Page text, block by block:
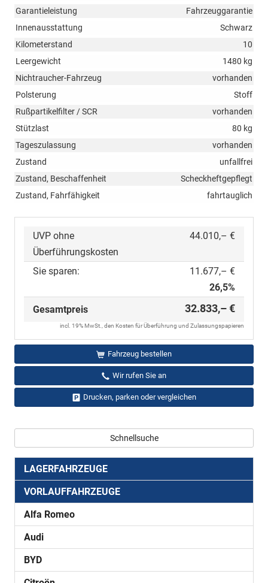
Garantieleistung
Fahrzeuggarantie
Innenausstattung
Schwarz
Kilometerstand
10
Leergewicht
1480 kg
Nichtraucher-Fahrzeug
vorhanden
Polsterung
Stoff
Rußpartikelfilter / SCR
vorhanden
Stützlast
80 kg
Tageszulassung
vorhanden
Zustand
unfallfrei
Zustand, Beschaffenheit
Scheckheftgepflegt
Zustand, Fahrfähigkeit
fahrtauglich
UVP ohne
Überführungskosten
44.010,– €
Sie sparen:
11.677,– €
26,5%
Gesamtpreis
32.833,– €
incl. 19% MwSt., den Kosten für Überführung und Zulassungspapieren
Fahrzeug bestellen
Wir rufen Sie an
Drucken, parken oder vergleichen
Schnellsuche
LAGERFAHRZEUGE
VORLAUFFAHRZEUGE
Alfa Romeo
Audi
BYD